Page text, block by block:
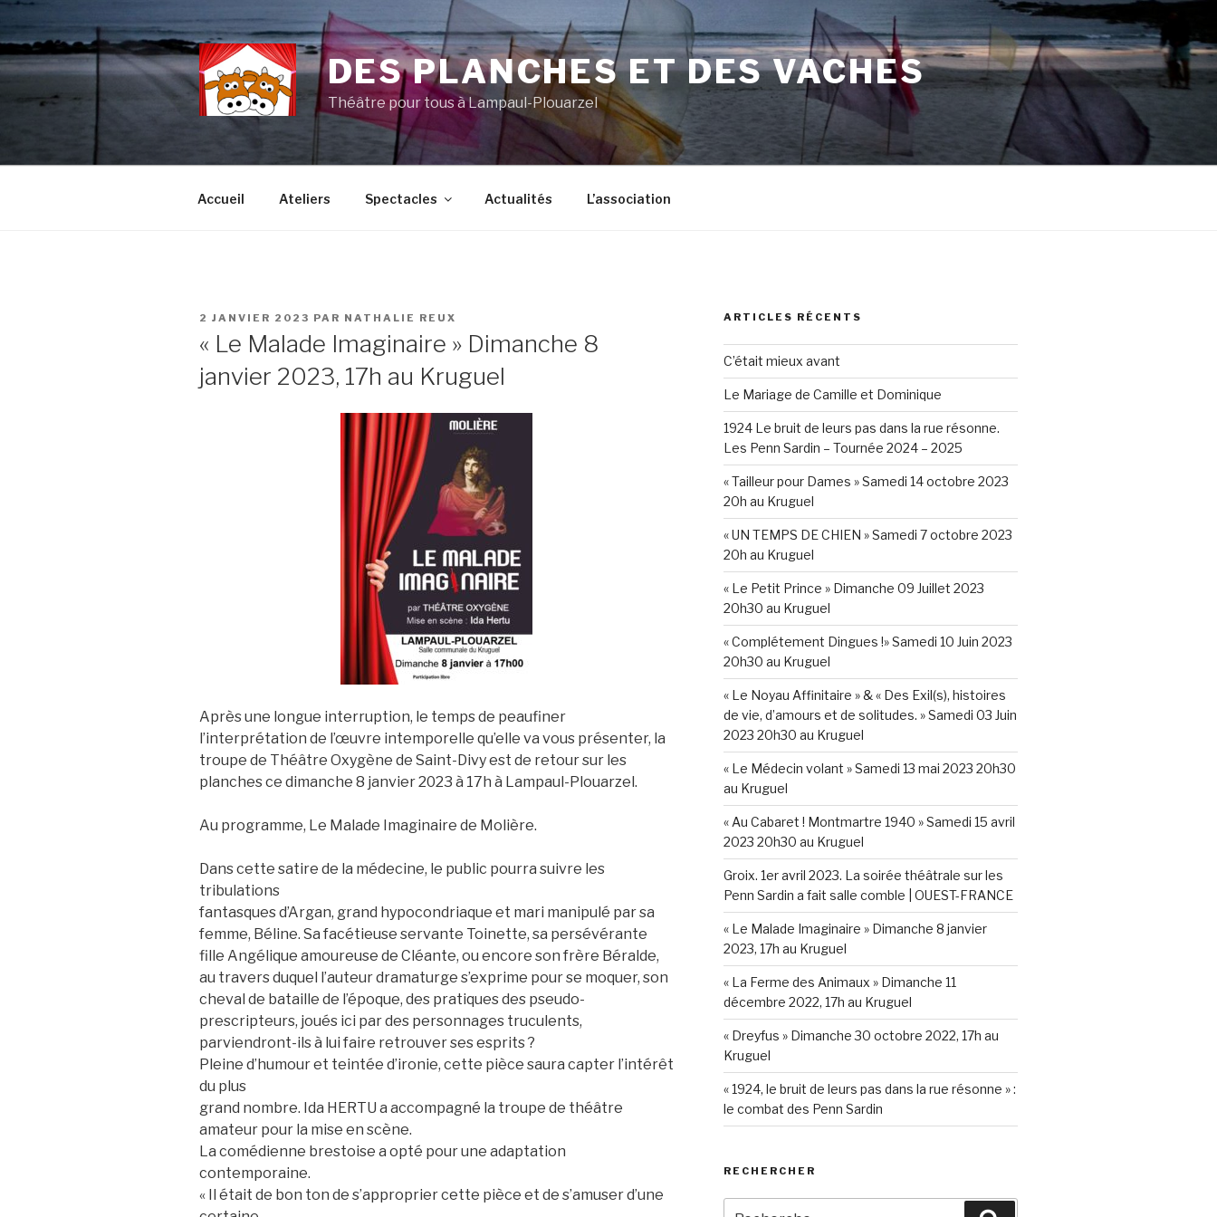
Aller
contenu
principal
DES PLANCHES ET DES VACHES
Théâtre pour tous à Lampaul-Plouarzel
Accueil Ateliers Spectacles Actualités L’association
PUBLIÉ
2 JANVIER 2023 PAR NATHALIE REUX
« Le Malade Imaginaire » Dimanche 8
janvier 2023, 17h au Kruguel
Après une longue interruption, le temps de peaufiner
l’interprétation de l’œuvre intemporelle qu’elle va vous présenter, la
troupe de Théâtre Oxygène de Saint-Divy est de retour sur les
planches ce dimanche 8 janvier 2023 à 17h à Lampaul-Plouarzel.
Au programme, Le Malade Imaginaire de Molière.
Dans cette satire de la médecine, le public pourra suivre les
tribulations
fantasques d’Argan, grand hypocondriaque et mari manipulé par sa
femme, Béline. Sa facétieuse servante Toinette, sa persévérante
fille Angélique amoureuse de Cléante, ou encore son frère Béralde,
au travers duquel l’auteur dramaturge s’exprime pour se moquer, son
cheval de bataille de l’époque, des pratiques des pseudo-
prescripteurs, joués ici par des personnages truculents,
parviendront-ils à lui faire retrouver ses esprits ?
Pleine d’humour et teintée d’ironie, cette pièce saura capter l’intérêt
du plus
grand nombre. Ida HERTU a accompagné la troupe de théâtre
amateur pour la mise en scène.
La comédienne brestoise a opté pour une adaptation
contemporaine.
« Il était de bon ton de s’approprier cette pièce et de s’amuser d’une
ARTICLES RÉCENTS
C’était mieux avant
Le Mariage de Camille et Dominique
1924 Le bruit de leurs pas dans la rue résonne.
Les Penn Sardin – Tournée 2024 – 2025
« Tailleur pour Dames » Samedi 14 octobre 2023
20h au Kruguel
« UN TEMPS DE CHIEN » Samedi 7 octobre 2023
20h au Kruguel
« Le Petit Prince » Dimanche 09 Juillet 2023
20h30 au Kruguel
« Complétement Dingues !» Samedi 10 Juin 2023
20h30 au Kruguel
« Le Noyau Affinitaire » & « Des Exil(s), histoires
de vie, d’amours et de solitudes. » Samedi 03 Juin
2023 20h30 au Kruguel
« Le Médecin volant » Samedi 13 mai 2023 20h30
au Kruguel
« Au Cabaret ! Montmartre 1940 » Samedi 15 avril
2023 20h30 au Kruguel
Groix. 1er avril 2023. La soirée théâtrale sur les
Penn Sardin a fait salle comble | OUEST-FRANCE
« Le Malade Imaginaire » Dimanche 8 janvier
2023, 17h au Kruguel
« La Ferme des Animaux » Dimanche 11
décembre 2022, 17h au Kruguel
« Dreyfus » Dimanche 30 octobre 2022, 17h au
Kruguel
« 1924, le bruit de leurs pas dans la rue résonne » :
le combat des Penn Sardin
RECHERCHER